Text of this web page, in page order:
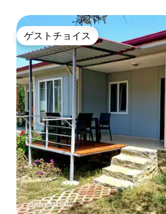
ゲストチョイス
ゲストチョイス